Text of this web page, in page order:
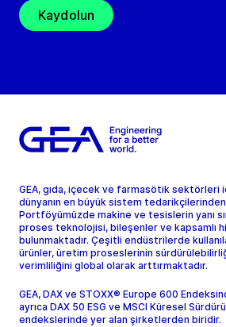
Kaydolun
GEA, gıda, içecek ve farmasötik sektörleri
dünyanın en büyük sistem
Portföyümüzde makine ve tesislerin yanı
proses teknolojisi, bileşenler ve kapsamlı
bulunmaktadır. Çeşitli endüstrilerde
ürünler, üretim proseslerinin
verimliliğini global olarak arttırmaktadır.
GEA, DAX ve STOXX® Europe 600
ayrıca DAX 50 ESG ve MSCI Küresel
endekslerinde yer alan şirketlerden biridir.